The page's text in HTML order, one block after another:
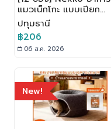
แมวเน็กโกะ แบบเปียก
70g. สูตร ลูกแมว,เจลลี่,
เกรวี่
ปทุมธานี
฿206
06 ส.ค. 2026
New!